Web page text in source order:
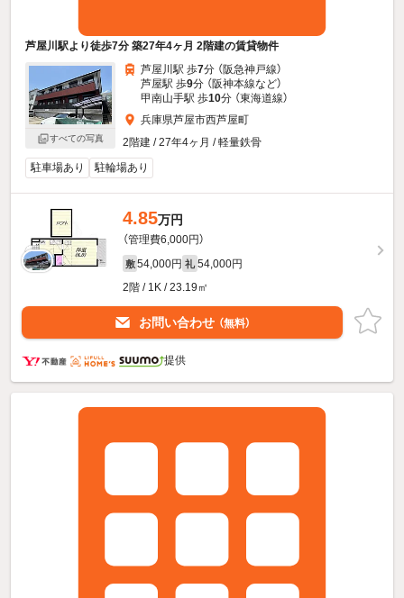
芦屋川駅より徒歩7分 築27年4ヶ月 2階建の賃貸物件
すべての写真
芦屋川駅 歩7分 （阪急神戸線）
芦屋駅 歩9分 （阪神本線など）
甲南山手駅 歩10分 （東海道線）
兵庫県芦屋市西芦屋町
2階建 / 27年4ヶ月 / 軽量鉄骨
駐車場あり
駐輪場あり
4.85万円
（管理費6,000円）
敷 54,000円 礼 54,000円
2階 / 1K / 23.19㎡
お問い合わせ （無料）
提供